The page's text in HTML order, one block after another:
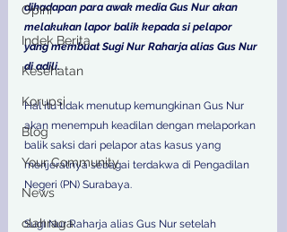
Opini
Indek Berita
Kesehatan
Korupsi
Blog
Your Community
News
olahraga
dihadapan para awak media Gus Nur akan
melakukan lapor balik kepada si pelapor
yang membuat Sugi Nur Raharja alias Gus Nur
di adili.
Hal itu tidak menutup kemungkinan Gus Nur
akan menempuh keadilan dengan melaporkan
balik saksi dari pelapor atas kasus yang
menjeratnya sebagai terdakwa di Pengadilan
Negeri (PN) Surabaya.
Sugi Nur Raharja alias Gus Nur setelah